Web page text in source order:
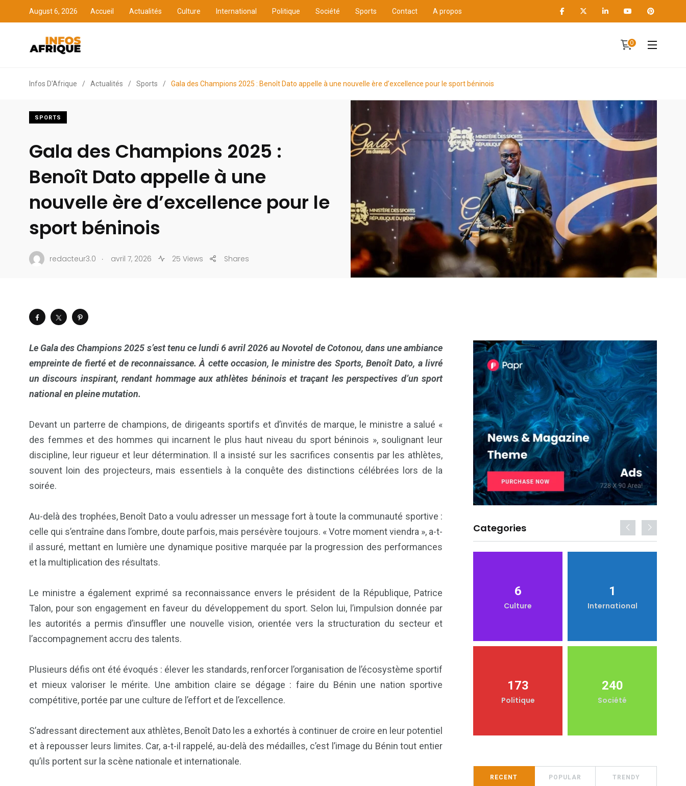
August 6, 2026 Accueil Actualités Culture International Politique Société Sports Contact A propos
0
Infos D'Afrique / Actualités / Sports / Gala des Champions 2025 : Benoît Dato appelle à une nouvelle ère d’excellence pour le sport béninois
SPORTS
Gala des Champions 2025 :
Benoît Dato appelle à une
nouvelle ère d’excellence pour le
sport béninois
redacteur3.0 . avril 7, 2026 25 Views Shares
Le Gala des Champions 2025 s’est tenu ce lundi 6 avril 2026 au Novotel de Cotonou, dans une ambiance
empreinte de fierté et de reconnaissance. À cette occasion, le ministre des Sports, Benoît Dato, a livré
un discours inspirant, rendant hommage aux athlètes béninois et traçant les perspectives d’un sport
national en pleine mutation.
Devant un parterre de champions, de dirigeants sportifs et d’invités de marque, le ministre a salué «
des femmes et des hommes qui incarnent le plus haut niveau du sport béninois », soulignant leur
discipline, leur rigueur et leur détermination. Il a insisté sur les sacrifices consentis par les athlètes,
souvent loin des projecteurs, mais essentiels à la conquête des distinctions célébrées lors de la
soirée.
Au-delà des trophées, Benoît Dato a voulu adresser un message fort à toute la communauté sportive :
celle qui s’entraîne dans l’ombre, doute parfois, mais persévère toujours. « Votre moment viendra », a-t-
il assuré, mettant en lumière une dynamique positive marquée par la progression des performances
et la multiplication des résultats.
Le ministre a également exprimé sa reconnaissance envers le président de la République, Patrice
Talon, pour son engagement en faveur du développement du sport. Selon lui, l’impulsion donnée par
les autorités a permis d’insuffler une nouvelle vision, orientée vers la structuration du secteur et
l’accompagnement accru des talents.
Plusieurs défis ont été évoqués : élever les standards, renforcer l’organisation de l’écosystème sportif
et mieux valoriser le mérite. Une ambition claire se dégage : faire du Bénin une nation sportive
compétitive, portée par une culture de l’effort et de l’excellence.
S’adressant directement aux athlètes, Benoît Dato les a exhortés à continuer de croire en leur potentiel
et à repousser leurs limites. Car, a-t-il rappelé, au-delà des médailles, c’est l’image du Bénin tout entier
qu’ils portent sur la scène nationale et internationale.
Categories
6
Culture
1
International
173
Politique
240
Société
81
Sports
42
Uncategorized
6
Culture
1
International
173
Politique
240
Société
RECENT POPULAR TRENDY